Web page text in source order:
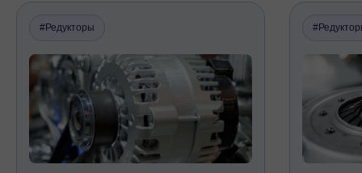
#Редукторы